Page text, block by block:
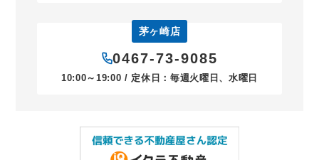
茅ヶ崎店
0467-73-9085
10:00～19:00 / 定休日：毎週火曜日、水曜日